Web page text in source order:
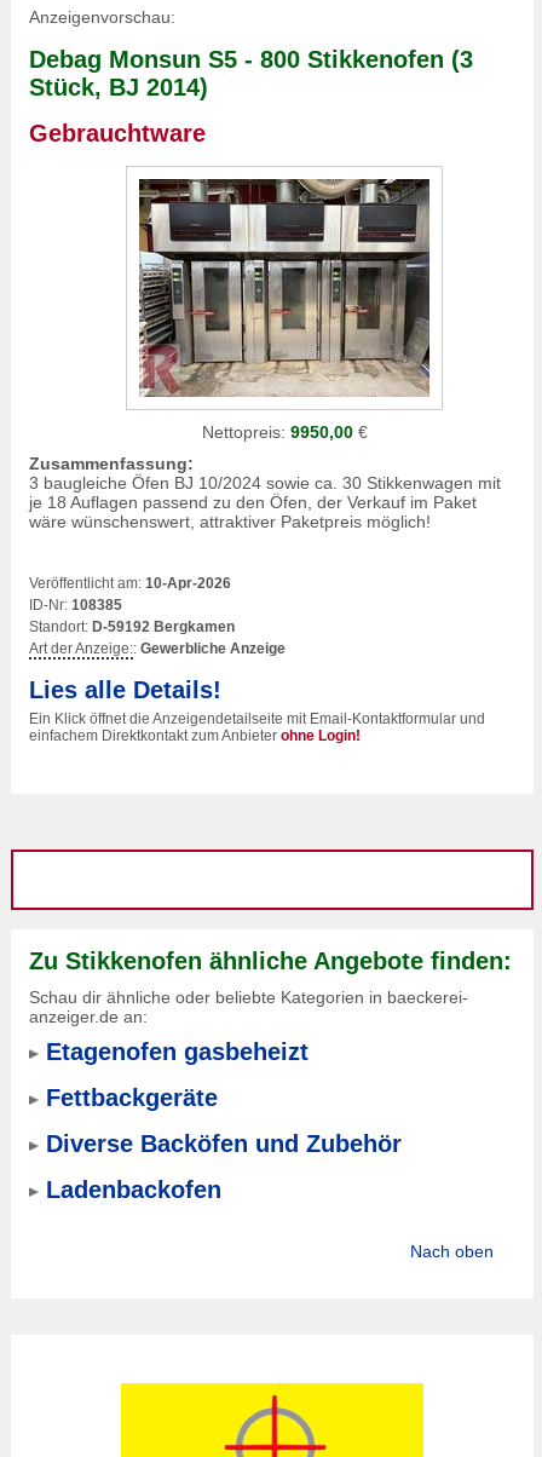
Anzeigenvorschau:
Debag Monsun S5 - 800 Stikkenofen (3
Stück, BJ 2014)
Gebrauchtware
Nettopreis: 9950,00€
Zusammenfassung:
3 baugleiche Öfen BJ 10/2024 sowie ca. 30 Stikkenwagen mit
je 18 Auflagen passend zu den Öfen, der Verkauf im Paket
wäre wünschenswert, attraktiver Paketpreis möglich!
Veröffentlicht am: 10-Apr-2026
ID-Nr: 108385
Standort: D-59192 Bergkamen
Art der Anzeige:: Gewerbliche Anzeige
Lies alle Details!
Ein Klick öffnet die Anzeigendetailseite mit Email-Kontaktformular und
einfachem Direktkontakt zum Anbieter ohne Login!
Zu Stikkenofen ähnliche Angebote finden:
Schau dir ähnliche oder beliebte Kategorien in baeckerei-
anzeiger.de an:
Etagenofen gasbeheizt
Fettbackgeräte
Diverse Backöfen und Zubehör
Ladenbackofen
Nach oben